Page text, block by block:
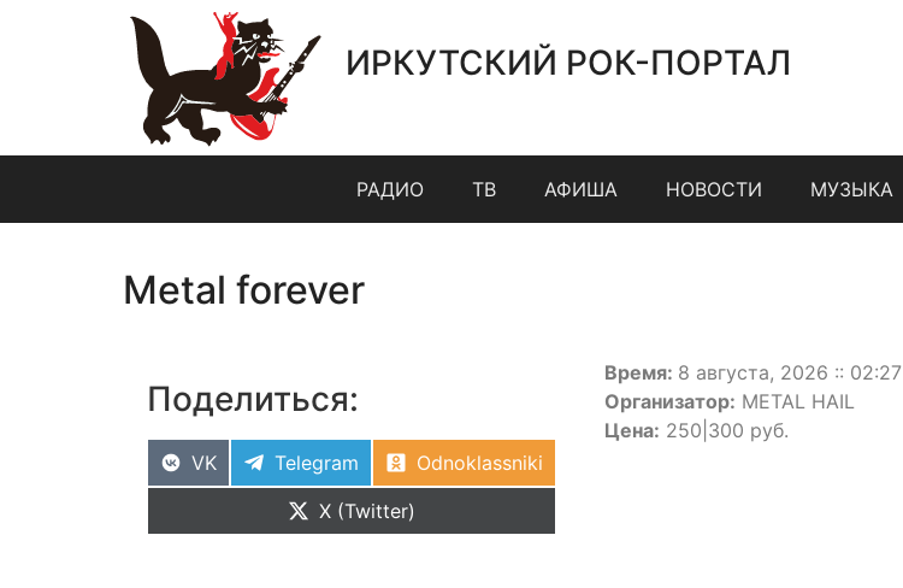
ИРКУТСКИЙ РОК-ПОРТАЛ
РАДИО ТВ АФИША НОВОСТИ МУЗЫКА
Metal forever
Поделиться:
VK Telegram
Odnoklassniki
X (Twitter)
Время: 8 августа, 2026 :: 02:27
Организатор: METAL HAIL
Цена: 250|300 руб.